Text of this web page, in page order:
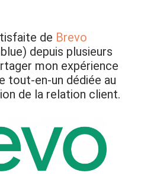
de Brevo
depuis plusieurs
mon expérience
en-un dédiée au
de la relation client.